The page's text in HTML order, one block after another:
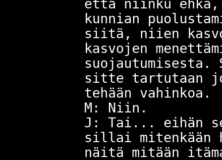
että niinku ehkä,
kunnian
siitä, niien
kasvojen
suojautumisesta.
sitte tartutaan
tehään vahinkoa.
M: Niin.
J: Tai... eihän
sillai
näitä mitään